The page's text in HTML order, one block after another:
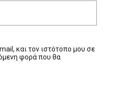
και τον ιστότοπο μου σε
φορά που θα